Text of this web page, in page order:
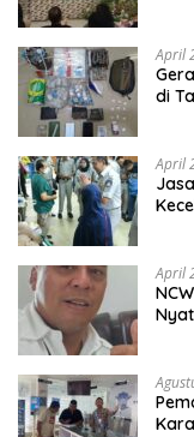
April
di
April
April